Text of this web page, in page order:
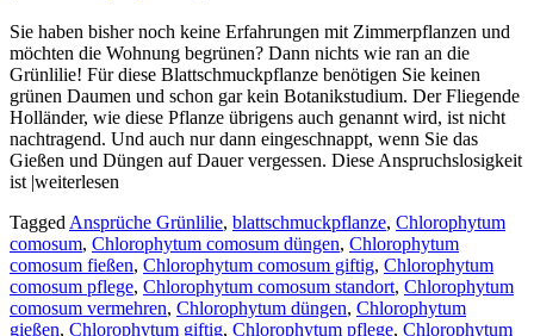
Sie haben bisher noch keine Erfahrungen mit Zimmerpflanzen und
möchten die Wohnung begrünen? Dann nichts wie ran an die
Grünlilie! Für diese Blattschmuckpflanze benötigen Sie keinen
grünen Daumen und schon gar kein Botanikstudium. Der Fliegende
Holländer, wie diese Pflanze übrigens auch genannt wird, ist nicht
nachtragend. Und auch nur dann eingeschnappt, wenn Sie das
Gießen und Düngen auf Dauer vergessen. Diese Anspruchslosigkeit
ist |weiterlesen
Tagged Ansprüche Grünlilie, blattschmuckpflanze, Chlorophytum
comosum, Chlorophytum comosum düngen, Chlorophytum
comosum fießen, Chlorophytum comosum giftig, Chlorophytum
comosum pflege, Chlorophytum comosum standort, Chlorophytum
comosum vermehren, Chlorophytum düngen, Chlorophytum
gießen, Chlorophytum giftig, Chlorophytum pflege, Chlorophytum